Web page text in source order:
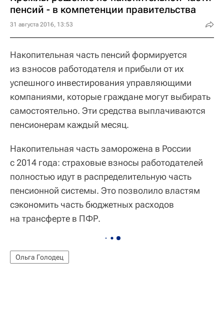
пенсий - в компетенции правительства
31 августа 2016, 13:53
Накопительная часть пенсий формируется
из взносов работодателя и прибыли от их
успешного инвестирования управляющими
компаниями, которые граждане могут выбирать
самостоятельно. Эти средства выплачиваются
пенсионерам каждый месяц.
Накопительная часть заморожена в России
с 2014 года: страховые взносы работодателей
полностью идут в распределительную часть
пенсионной системы. Это позволило властям
сэкономить часть бюджетных расходов
на трансферте в ПФР.
Ольга Голодец